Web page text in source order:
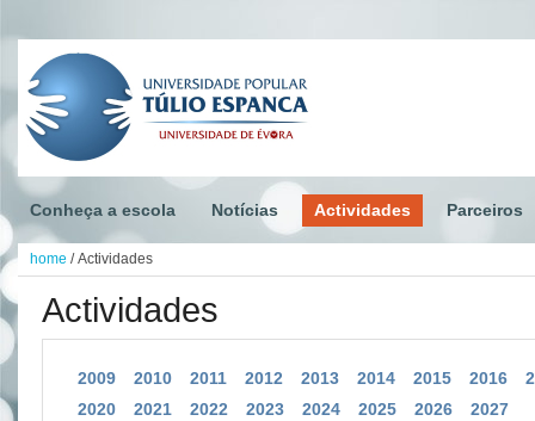
Conheça a escola Notícias Actividades Parceiros
home / Actividades
Actividades
2009 2010 2011 2012 2013 2014 2015 2016
2020
2021 2022 2023 2024 2025 2026 2027